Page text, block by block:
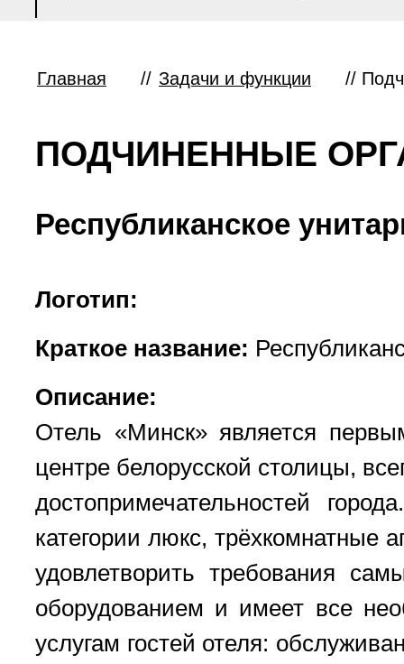
Главная // Задачи и функции //
ПОДЧИНЕННЫЕ
Республиканское
Логотип:
Краткое название:
Описание:
Отель «Минск» является
центре белорусской столицы,
достопримечательностей
категории люкс, трёхкомнатные
удовлетворить требования
оборудованием и имеет все
услугам гостей отеля: